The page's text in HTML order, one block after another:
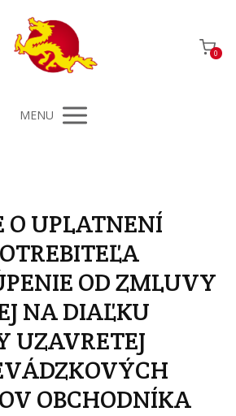
0
MENU
O UPLATNENÍ
OD ZMLUVY
NA DIAĽKU
UZAVRETEJ
OBCHODNÍKA